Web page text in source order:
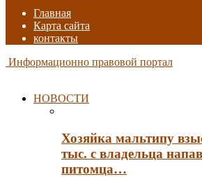
Главная
Карта сайта
контакты
Информационно правовой портал
НОВОСТИ
Хозяйка мальтипу
тыс. с владельца
питомца…